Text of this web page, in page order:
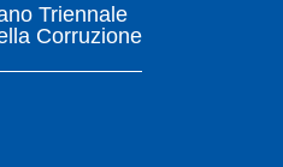
Triennale
Corruzione